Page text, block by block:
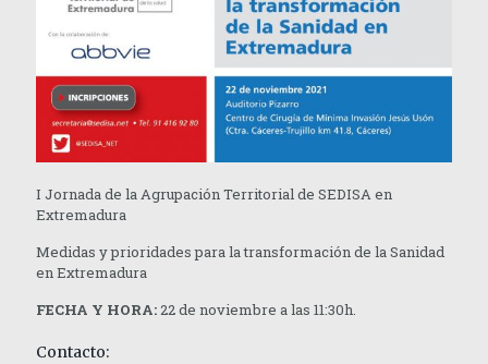
I Jornada de la Agrupación Territorial de SEDISA en
Extremadura
Medidas y prioridades para la transformación de la Sanidad
en Extremadura
FECHA Y HORA:22 de noviembre a las 11:30h.
Contacto: